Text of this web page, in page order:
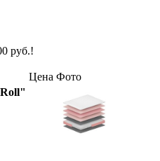
руб.!
Цена Фото